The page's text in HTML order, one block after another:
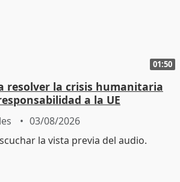
01:50
resolver la crisis humanitaria
a la UE
03/08/2026